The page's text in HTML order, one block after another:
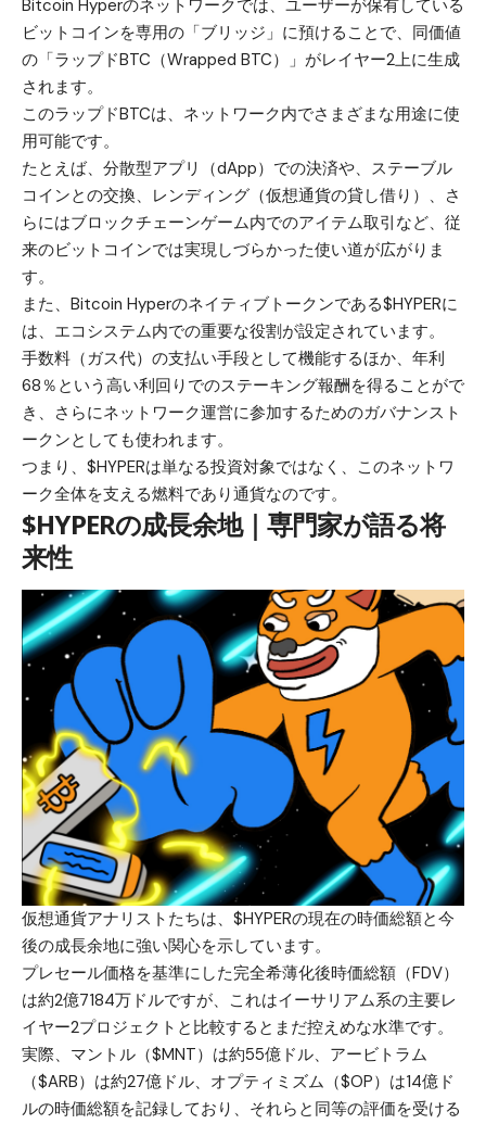
Bitcoin Hyperのネットワークでは、ユーザーが保有している
ビットコインを専用の「ブリッジ」に預けることで、同価値
の「ラップドBTC（Wrapped BTC）」がレイヤー2上に生成
されます。
このラップドBTCは、ネットワーク内でさまざまな用途に使
用可能です。
たとえば、分散型アプリ（dApp）での決済や、ステーブル
コインとの交換、レンディング（仮想通貨の貸し借り）、さ
らにはブロックチェーンゲーム内でのアイテム取引など、従
来のビットコインでは実現しづらかった使い道が広がりま
す。
また、Bitcoin Hyperのネイティブトークンである$HYPERに
は、エコシステム内での重要な役割が設定されています。
手数料（ガス代）の支払い手段として機能するほか、年利
68％という高い利回りでのステーキング報酬を得ることがで
き、さらにネットワーク運営に参加するためのガバナンスト
ークンとしても使われます。
つまり、$HYPERは単なる投資対象ではなく、このネットワ
ーク全体を支える燃料であり通貨なのです。
$HYPERの成長余地｜専門家が語る将
来性
仮想通貨アナリストたちは、 $HYPERの現在の時価総額と今
後の成長余地に強い関心を示しています。
プレセール価格を基準にした完全希薄化後時価総額（FDV）
は約2億7184万ドルですが、これはイーサリアム系の主要レ
イヤー2プロジェクトと比較するとまだ控えめな水準です。
実際、マントル（$MNT）は約55億ドル、アービトラム
（$ARB）は約27億ドル、オプティミズム（$OP）は14億ド
ルの時価総額を記録しており、それらと同等の評価を受ける